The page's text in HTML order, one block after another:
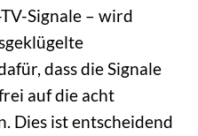
Signale – wird
dass die Signale
auf die acht
Dies ist entscheidend